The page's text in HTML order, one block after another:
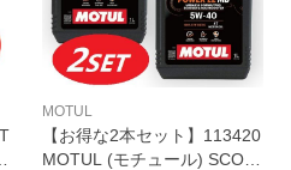
MOTUL
【お得な2本セット】113420
MOTUL (モチュール) SCOO